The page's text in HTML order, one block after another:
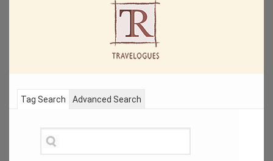
Tag Search Advanced Search